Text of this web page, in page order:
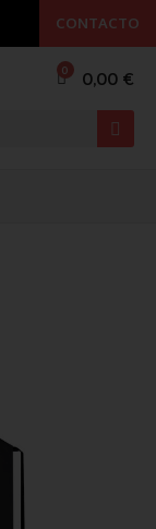
CONTACTO
0,00 €